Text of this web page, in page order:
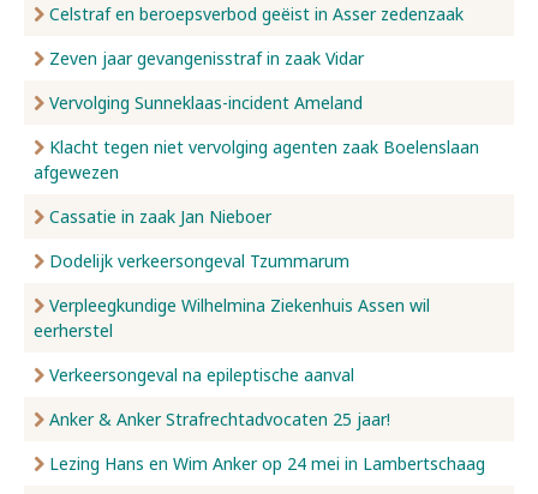
Celstraf en beroepsverbod geëist in Asser zedenzaak
Zeven jaar gevangenisstraf in zaak Vidar
Vervolging Sunneklaas-incident Ameland
Klacht tegen niet vervolging agenten zaak Boelenslaan
afgewezen
Cassatie in zaak Jan Nieboer
Dodelijk verkeersongeval Tzummarum
Verpleegkundige Wilhelmina Ziekenhuis Assen wil
eerherstel
Verkeersongeval na epileptische aanval
Anker & Anker Strafrechtadvocaten 25 jaar!
Lezing Hans en Wim Anker op 24 mei in Lambertschaag